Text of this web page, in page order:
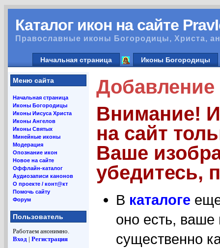
Каталог икон на сайте
Православные иконы Богородицы, Христа,
Начальная страница Иконы Богородицы
Меню сайта
Начальная страница
Иконы Богородицы
Иконы Иисуса Христа
Иконы Ангелов
Иконы Святых
Минейные иконы
Модерация
Опознание икон
Новое на сайте
Оффлайн-каталог
Аудиозаписи канонов
О проекте / конт@кт
Помочь сайту
Форум
Пользователь
Работаем анонимно.
Вход | Регистрация
Добавление
Внимание!
на сайт
Ваше
убедитесь,
В каталоге
оно есть,
существенно